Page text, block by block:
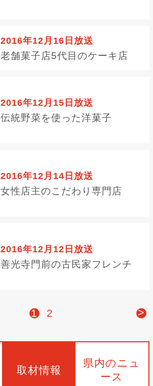
2016年12月16日放送
老舗菓子店5代目のケーキ店
2016年12月15日放送
伝統野菜を使った洋菓子
2016年12月14日放送
女性店主のこだわり専門店
2016年12月12日放送
善光寺門前の古民家フレンチ
1 2 >
取材情報
県内のニュ
ース